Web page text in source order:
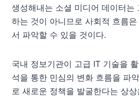
생성해내는 소셜 미디어 데이터는
하는 것이 아니므로 사회적 흐름
서 파악할 수 있을 것이다.
국내 정보기관이 고급 IT 기술을
석을 통한 민심의 변화 흐름을 파
로 새로운 정책을 발굴한다는 상